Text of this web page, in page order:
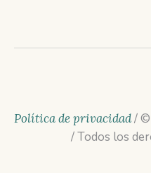
Política de privacidad/ ©
/ Todos los